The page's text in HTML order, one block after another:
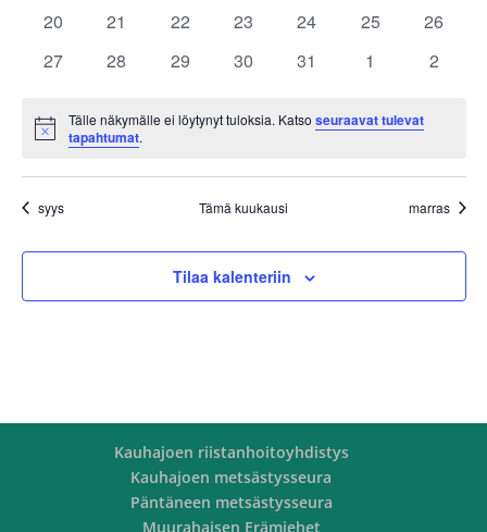
0
20
0
21
0
22
0
23
0
24
0
25
0
26
0
27
0
28
0
29
0
30
0
31
0
1
0
2
Notice
Tälle näkymälle ei löytynyt tuloksia. Katsoseuraavat tulevat
tapahtumat.
syys Tämä kuukausi marras
Tilaa kalenteriin
Kauhajoen riistanhoitoyhdistys
Kauhajoen metsästysseura
Päntäneen metsästysseura
Muurahaisen Erämiehet